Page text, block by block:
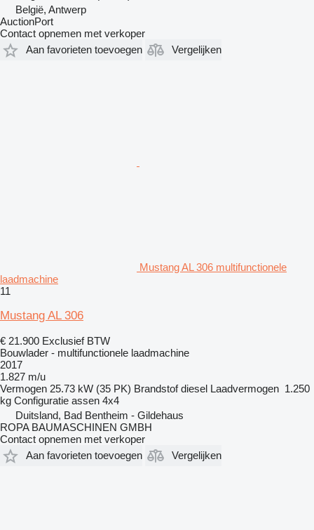
België, Antwerp
AuctionPort
Contact opnemen met verkoper
Aan favorieten toevoegen
Vergelijken
Mustang AL 306 multifunctionele
laadmachine
11
Mustang AL 306
€ 21.900 Exclusief BTW
Bouwlader - multifunctionele laadmachine
2017
1.827 m/u
Vermogen 25.73 kW (35 PK) Brandstof diesel Laadvermogen 1.250
kg Configuratie assen 4x4
Duitsland, Bad Bentheim - Gildehaus
ROPA BAUMASCHINEN GMBH
Contact opnemen met verkoper
Aan favorieten toevoegen
Vergelijken